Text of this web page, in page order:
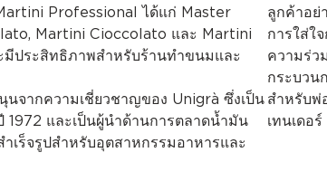
Professional ได้แก่ Master
Martini Cioccolato และ Martini
มีประสิทธิภาพสำหรับร้านทำขนมและ
จากความเชี่ยวชาญของ Unigrà ซึ่งเป็น
และเป็นผู้นำด้านการตลาดน้ำมัน
เร็จรูปสำหรับอุตสาหกรรมอาหารและ
ลูกค้าอย่
การใส่ใ
ความร่ว
กระบวน
สำหรับพ่
เทนเดอ